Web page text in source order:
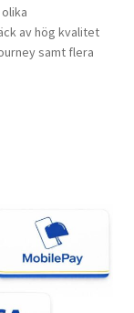
av hög kvalitet
samt flera